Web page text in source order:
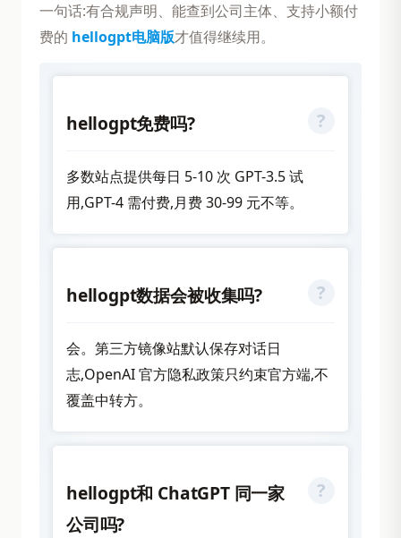
一句话:有合规声明、能查到公司主体、支持小额付
费的 hellogpt电脑版才值得继续用。
hellogpt免费吗?
多数站点提供每日 5-10 次 GPT-3.5 试
用,GPT-4 需付费,月费 30-99 元不等。
hellogpt数据会被收集吗?
会。第三方镜像站默认保存对话日
志,OpenAI 官方隐私政策只约束官方端,不
覆盖中转方。
hellogpt和 ChatGPT 同一家
公司吗?